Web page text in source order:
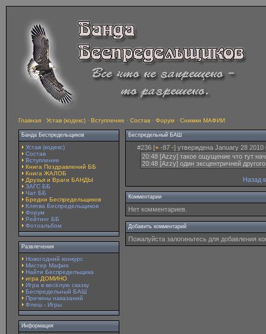
Главная · Устав (кодекс) · Вступление · Состав · Форум · Снимки МАФИИ
Банда Беспредельщиков
Устав (кодекс)
Состав
Вступление
Книга Поздравлений ББ
Книга ЖАЛОБ
Друзья и Враги БАНДЫ
ЗАГС ББ
Чат ББ
Бредни Беспредельщиков
Клятва Беспредельщиков
Форум
Рейтинг ББ
Фотоальбом
Развлечения
Новогодний конкурс
Мистер Мафия
Найти Беспредельщика
игра ДОМИНО
Игра в весёлую сказку
Беспредельный БАШ
Причины наказаний
Флеш - Игры
Информация
Беспредельный БАШ
#236 [+ -87 -] утверждена January 28 2010
20:48 [Azzy] такое ощущение что тут
20:48 [Azzy] один эксцентричней другого
Назад
Комментарии
Нет комментариев.
Добавить комментарий
Пожалуйста залогиньтесь для добавления